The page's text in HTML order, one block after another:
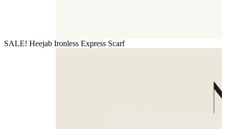
SALE! Heejab Ironless Express Scarf